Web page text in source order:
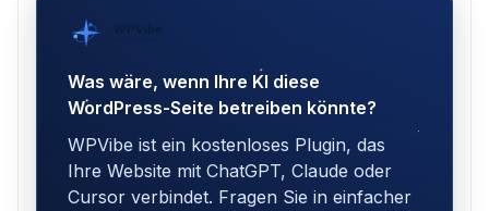
WPVibe
Was wäre, wenn Ihre KI diese
WordPress-Seite betreiben könnte?
WPVibe ist ein kostenloses Plugin, das
Ihre Website mit ChatGPT, Claude oder
Cursor verbindet. Fragen Sie in einfacher